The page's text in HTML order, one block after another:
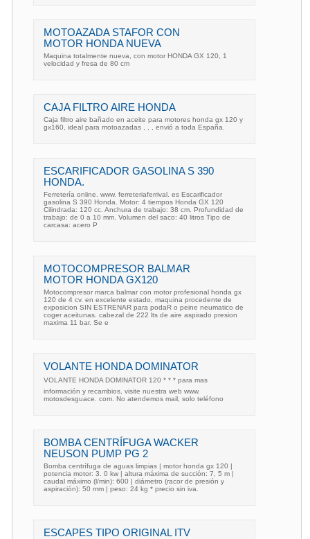
MOTOAZADA STAFOR CON
MOTOR HONDA NUEVA
Maquina totalmente nueva, con motor HONDA GX 120, 1
velocidad y fresa de 80 cm
CAJA FILTRO AIRE HONDA
Caja filtro aire bañado en aceite para motores honda gx 120 y
gx160, ideal para motoazadas , , , envió a toda España.
ESCARIFICADOR GASOLINA S 390
HONDA.
Ferretería online. www. ferreteriaferrival. es Escarificador
gasolina S 390 Honda. Motor: 4 tiempos Honda GX 120
Cilindrada: 120 cc. Anchura de trabajo: 38 cm. Profundidad de
trabajo: de 0 a 10 mm. Volumen del saco: 40 litros Tipo de
carcasa: acero P
MOTOCOMPRESOR BALMAR
MOTOR HONDA GX120
Motocompresor marca balmar con motor profesional honda gx
120 de 4 cv. en excelente estado, maquina procedente de
exposicion SIN ESTRENAR para podaR o peine neumatico de
coger aceitunas. cabezal de 222 lts de aire aspirado presion
maxima 11 bar. Se e
VOLANTE HONDA DOMINATOR
VOLANTE HONDA DOMINATOR 120 * * * para mas
información y recambios, visite nuestra web www.
motosdesguace. com. No atendemos mail, solo teléfono
BOMBA CENTRÍFUGA WACKER
NEUSON PUMP PG 2
Bomba centrífuga de aguas limpias | motor honda gx 120 |
potencia motor: 3. 0 kw | altura máxima de succión: 7, 5 m |
caudal máximo (l/min): 600 | diámetro (racor de presión y
aspiración): 50 mm | peso: 24 kg * precio sin iva.
ESCAPES TIPO ORIGINAL ITV